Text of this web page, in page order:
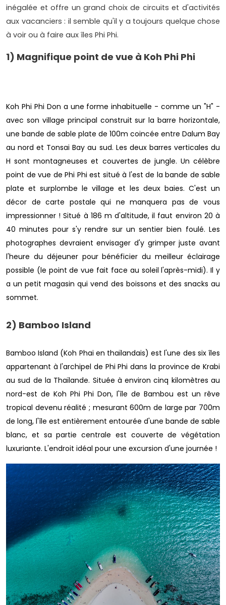
inégalée et offre un grand choix de circuits et d'activités
aux vacanciers : il semble qu'il y a toujours quelque chose
à voir ou à faire aux îles Phi Phi.
1) Magnifique point de vue à Koh Phi Phi
Koh Phi Phi Don a une forme inhabituelle - comme un "H" -
avec son village principal construit sur la barre horizontale,
une bande de sable plate de 100m coincée entre Dalum Bay
au nord et Tonsai Bay au sud. Les deux barres verticales du
H sont montagneuses et couvertes de jungle. Un célèbre
point de vue de Phi Phi est situé à l'est de la bande de sable
plate et surplombe le village et les deux baies. C'est un
décor de carte postale qui ne manquera pas de vous
impressionner ! Situé à 186 m d'altitude, il faut environ 20 à
40 minutes pour s'y rendre sur un sentier bien foulé. Les
photographes devraient envisager d'y grimper juste avant
l'heure du déjeuner pour bénéficier du meilleur éclairage
possible (le point de vue fait face au soleil l'après-midi). Il y
a un petit magasin qui vend des boissons et des snacks au
sommet.
2) Bamboo Island
Bamboo Island (Koh Phai en thaïlandais) est l'une des six îles
appartenant à l'archipel de Phi Phi dans la province de Krabi
au sud de la Thaïlande. Située à environ cinq kilomètres au
nord-est de Koh Phi Phi Don, l'île de Bambou est un rêve
tropical devenu réalité ; mesurant 600m de large par 700m
de long, l'île est entièrement entourée d'une bande de sable
blanc, et sa partie centrale est couverte de végétation
luxuriante. L'endroit idéal pour une excursion d'une journée !